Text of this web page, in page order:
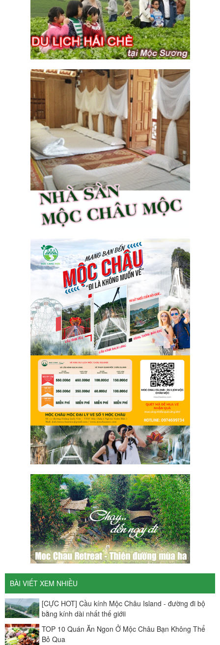
BÀI VIẾT XEM NHIỀU
[CỰC HOT] Cầu kính Mộc Châu Island - đường đi bộ
bằng kính dài nhất thế giớii
TOP 10 Quán Ăn Ngon Ở Mộc Châu Bạn Không Thể
Bỏ Qua